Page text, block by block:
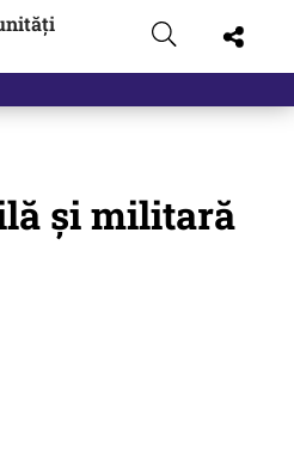
și militară